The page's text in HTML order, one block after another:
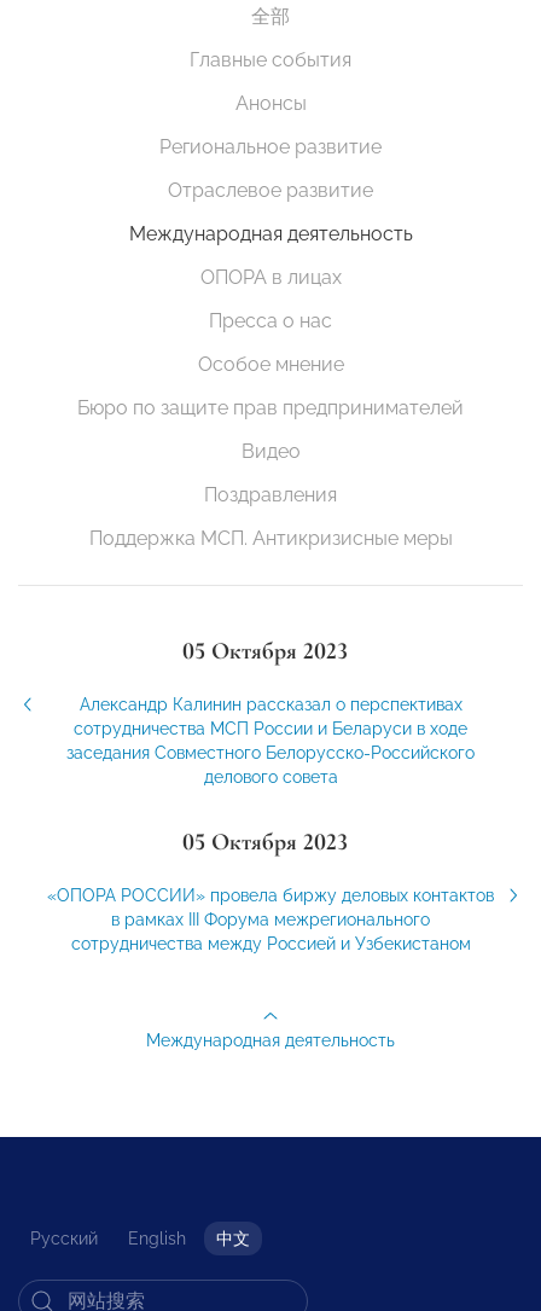
全部
Главные события
Анонсы
Региональное развитие
Отраслевое развитие
Международная деятельность
ОПОРА в лицах
Пресса о нас
Особое мнение
Бюро по защите прав предпринимателей
Видео
Поздравления
Поддержка МСП. Антикризисные меры
05 Октября 2023
Александр Калинин рассказал о перспективах
сотрудничества МСП России и Беларуси в ходе
заседания Совместного Белорусско-Российского
делового совета
05 Октября 2023
«ОПОРА РОССИИ» провела биржу деловых контактов
в рамках III Форума межрегионального
сотрудничества между Россией и Узбекистаном
Международная деятельность
Русский English 中文